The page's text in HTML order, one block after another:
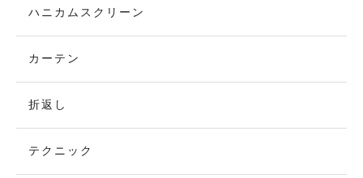
ハニカムスクリーン
カーテン
折返し
テクニック